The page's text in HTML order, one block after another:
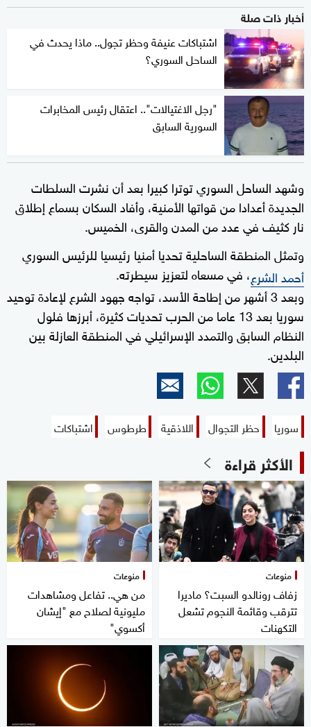
أخبار ذات صلة
اشتباكات عنيفة وحظر تجول.. ماذا يحدث في
الساحل السوري؟
"رجل الاغتيالات".. اعتقال رئيس المخابرات
السورية السابق
وشهد الساحل السوري توترا كبيرا بعد أن نشرت السلطات
الجديدة أعدادا من قواتها الأمنية، وأفاد السكان بسماع إطلاق
نار كثيف في عدد من المدن والقرى، الخميس.
وتمثل المنطقة الساحلية تحديا أمنيا رئيسيا للرئيس السوري
أحمد الشرع، في مسعاه لتعزيز سيطرته.
وبعد 3 أشهر من إطاحة الأسد، تواجه جهود الشرع لإعادة توحيد
سوريا بعد 13 عاما من الحرب تحديات كثيرة، أبرزها فلول
النظام السابق والتمدد الإسرائيلي في المنطقة العازلة بين
البلدين.
سوريا حظر التجوال اللاذقية طرطوس اشتباكات
الأكثر قراءة
منوعات
زفاف رونالدو السبت؟ ماديرا
تترقب وقائمة النجوم تشعل
التكهنات
منوعات
من هي.. تفاعل ومشاهدات
مليونية لصلاح مع "إيشان
أكسوي"